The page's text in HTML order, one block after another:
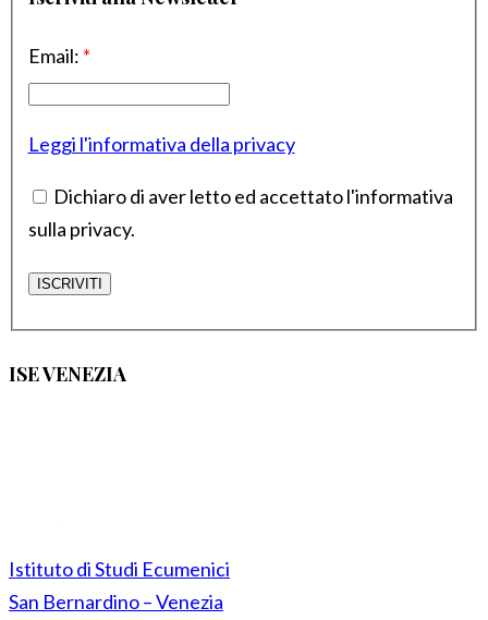
Email: *
Leggi l'informativa della privacy
Dichiaro di aver letto ed accettato l'informativa
sulla privacy.
ISE VENEZIA
Istituto di Studi Ecumenici
San Bernardino – Venezia